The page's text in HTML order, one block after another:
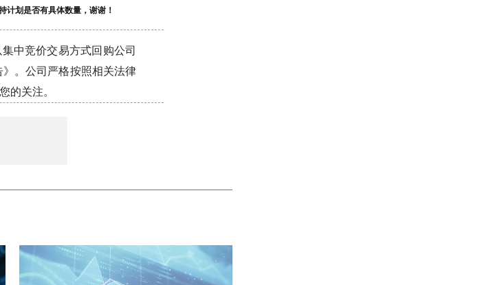
划是否有具体数量，谢谢！
中竞价交易方式回购公司
。公司严格按照相关法律
的关注。